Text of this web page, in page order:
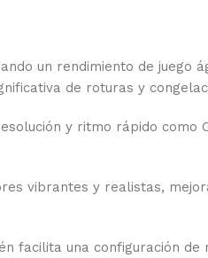
un rendimiento de juego
de roturas y
y ritmo rápido como
vibrantes y realistas,
facilita una configuración de